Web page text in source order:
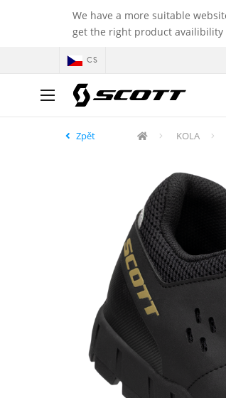
We have a more suitable
get the right product availibility
CS
Zpět KOLA